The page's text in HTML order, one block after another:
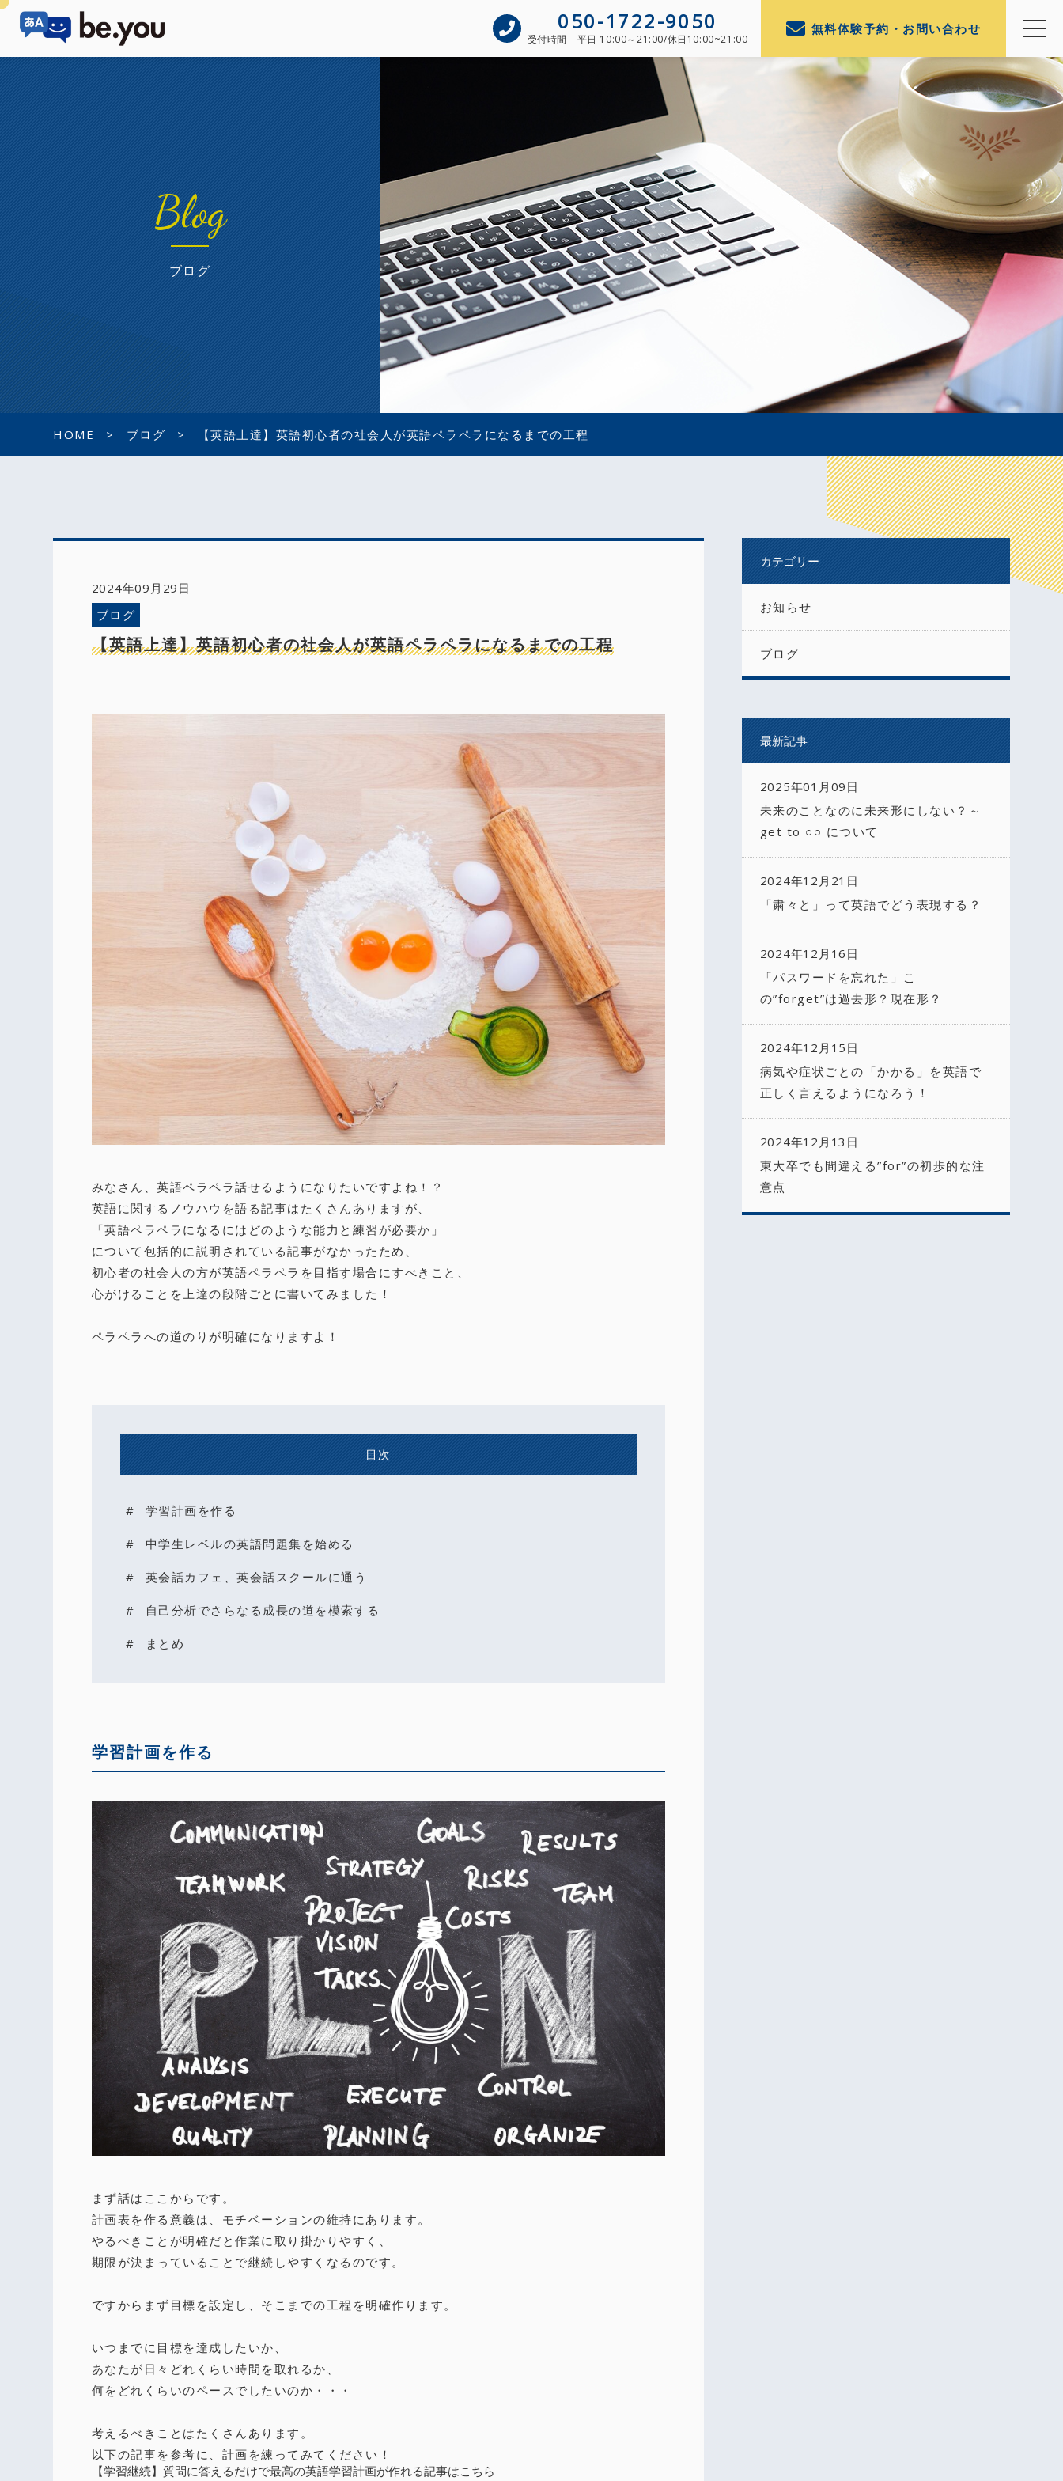
050-1722-9050
受付時間 平日 10:00～21:00/休日10:00~21:00
無料体験予約・お問い合わせ
Blog
ブログ
HOME ブログ 【英語上達】英語初心者の社会人が英語ペラペラになるまでの工程
2024年09月29日
ブログ
【英語上達】英語初心者の社会人が英語ペラペラになるまでの工程
みなさん、英語ペラペラ話せるようになりたいですよね！？
英語に関するノウハウを語る記事はたくさんありますが、
「英語ペラペラになるにはどのような能力と練習が必要か」
について包括的に説明されている記事がなかったため、
初心者の社会人の方が英語ペラペラを目指す場合にすべきこと、
心がけることを上達の段階ごとに書いてみました！
ペラペラへの道のりが明確になりますよ！
目次
学習計画を作る
中学生レベルの英語問題集を始める
英会話カフェ、英会話スクールに通う
自己分析でさらなる成長の道を模索する
まとめ
学習計画を作る
まず話はここからです。
計画表を作る意義は、モチベーションの維持にあります。
やるべきことが明確だと作業に取り掛かりやすく、
期限が決まっていることで継続しやすくなるのです。
ですからまず目標を設定し、そこまでの工程を明確作ります。
いつまでに目標を達成したいか、
あなたが日々どれくらい時間を取れるか、
何をどれくらいのペースでしたいのか・・・
考えるべきことはたくさんあります。
以下の記事を参考に、計画を練ってみてください！
【学習継続】質問に答えるだけで最高の英語学習計画が作れる記事はこちら
カテゴリー
お知らせ
ブログ
最新記事
2025年01月09日
未来のことなのに未来形にしない？～
get to ○○ について
2024年12月21日
「粛々と」って英語でどう表現する？
2024年12月16日
「パスワードを忘れた」こ
の”forget”は過去形？現在形？
2024年12月15日
病気や症状ごとの「かかる」を英語で
正しく言えるようになろう！
2024年12月13日
東大卒でも間違える”for”の初歩的な注
意点